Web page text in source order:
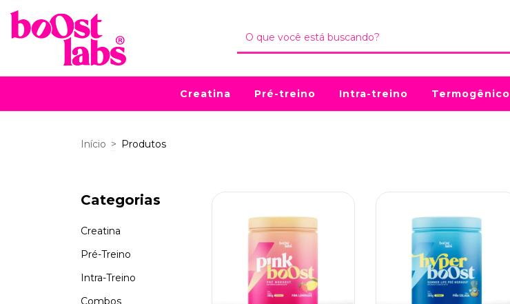
Creatina Pré-treino Intra-treino Termogênico
Início > Produtos
Categorias
Creatina
Pré-Treino
Intra-Treino
Combos